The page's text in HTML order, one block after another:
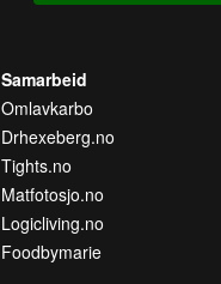
Samarbeid
Omlavkarbo
Drhexeberg.no
Tights.no
Matfotosjo.no
Logicliving.no
Foodbymarie